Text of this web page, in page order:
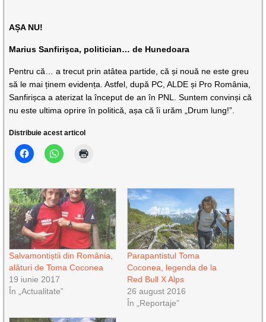
AȘA NU!
Marius Sanfirișca, politician… de Hunedoara
Pentru că… a trecut prin atâtea partide, că și nouă ne este greu
să le mai ținem evidența. Astfel, după PC, ALDE și Pro România,
Sanfirișca a aterizat la început de an în PNL. Suntem convinși că
nu este ultima oprire în politică, așa că îi urăm „Drum lung!”.
Distribuie acest articol
Salvamontiștii din România,
alături de Toma Coconea
19 iunie 2017
În „Actualitate”
Parapantistul Toma
Coconea, legenda de la
Red Bull X Alps
26 august 2016
În „Reportaje”